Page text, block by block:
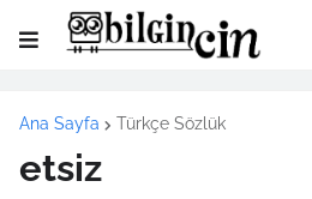
Ana Sayfa Türkçe Sözlük
etsiz